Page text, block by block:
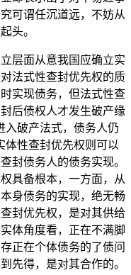
可谓任沉道远，不妨从
头。
层面从意我国应确立实
法式性查封优先权的质
实现债务，但法式性查
后债权人才发生破产缘
入破产法式，债务人仍
体性查封优先权则可以
封债务人的债务实现。
具备根本，一方面，从
身债务的实现，绝无畅
封优先权，是对其供给
体角度看，正在不满脚
正在个体债务的了债问
先得，是对其合作的。